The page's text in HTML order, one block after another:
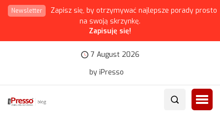
Newsletter
Zapisz się, by otrzymywać najlepsze porady prosto
na swoją skrzynkę.
Zapisuję się!
7 August 2026
by iPresso